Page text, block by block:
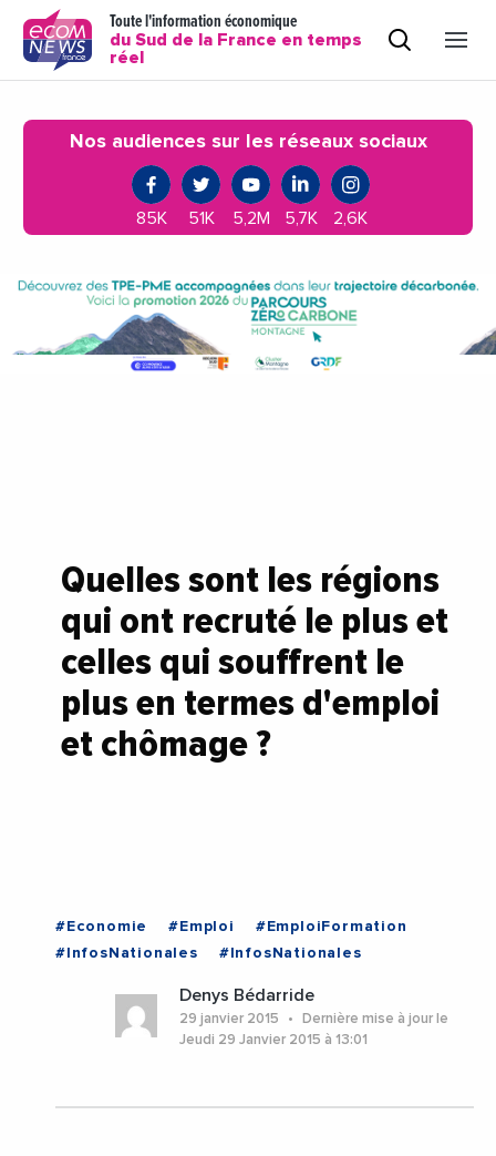
Toute l'information économique
du Sud de la France en temps
réel
Nos audiences sur les réseaux sociaux
85K 51K 5,2M 5,7K 2,6K
Quelles sont les régions
qui ont recruté le plus et
celles qui souffrent le
plus en termes d'emploi
et chômage ?
#Economie #Emploi
#EmploiFormation
#InfosNationales
#InfosNationales
Denys Bédarride
29 janvier 2015
Dernière mise à jour le
Jeudi 29 Janvier 2015 à 13:01